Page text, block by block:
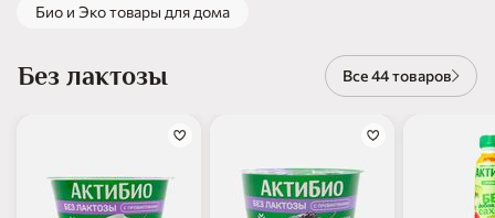
Био и Эко товары для дома
Без лактозы Все 44 товаров